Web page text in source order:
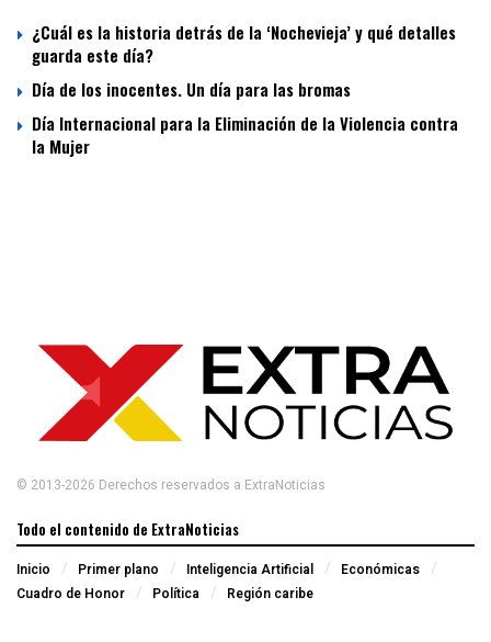
¿Cuál es la historia detrás de la ‘Nochevieja’ y qué detalles
guarda este día?
Día de los inocentes. Un día para las bromas
Día Internacional para la Eliminación de la Violencia contra
la Mujer
© 2013-2026 Derechos reservados a ExtraNoticias
Todo el contenido de ExtraNoticias
Inicio Primer plano Inteligencia Artificial
Económicas
Cuadro de Honor
Política Región caribe